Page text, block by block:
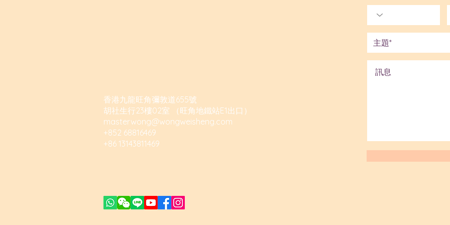
香港九龍旺角彌敦道655號
胡社生行23樓02室 （旺角地鐵站E1出口）
masterwong@wongweisheng.com
+852 68816469
+86 13143811469